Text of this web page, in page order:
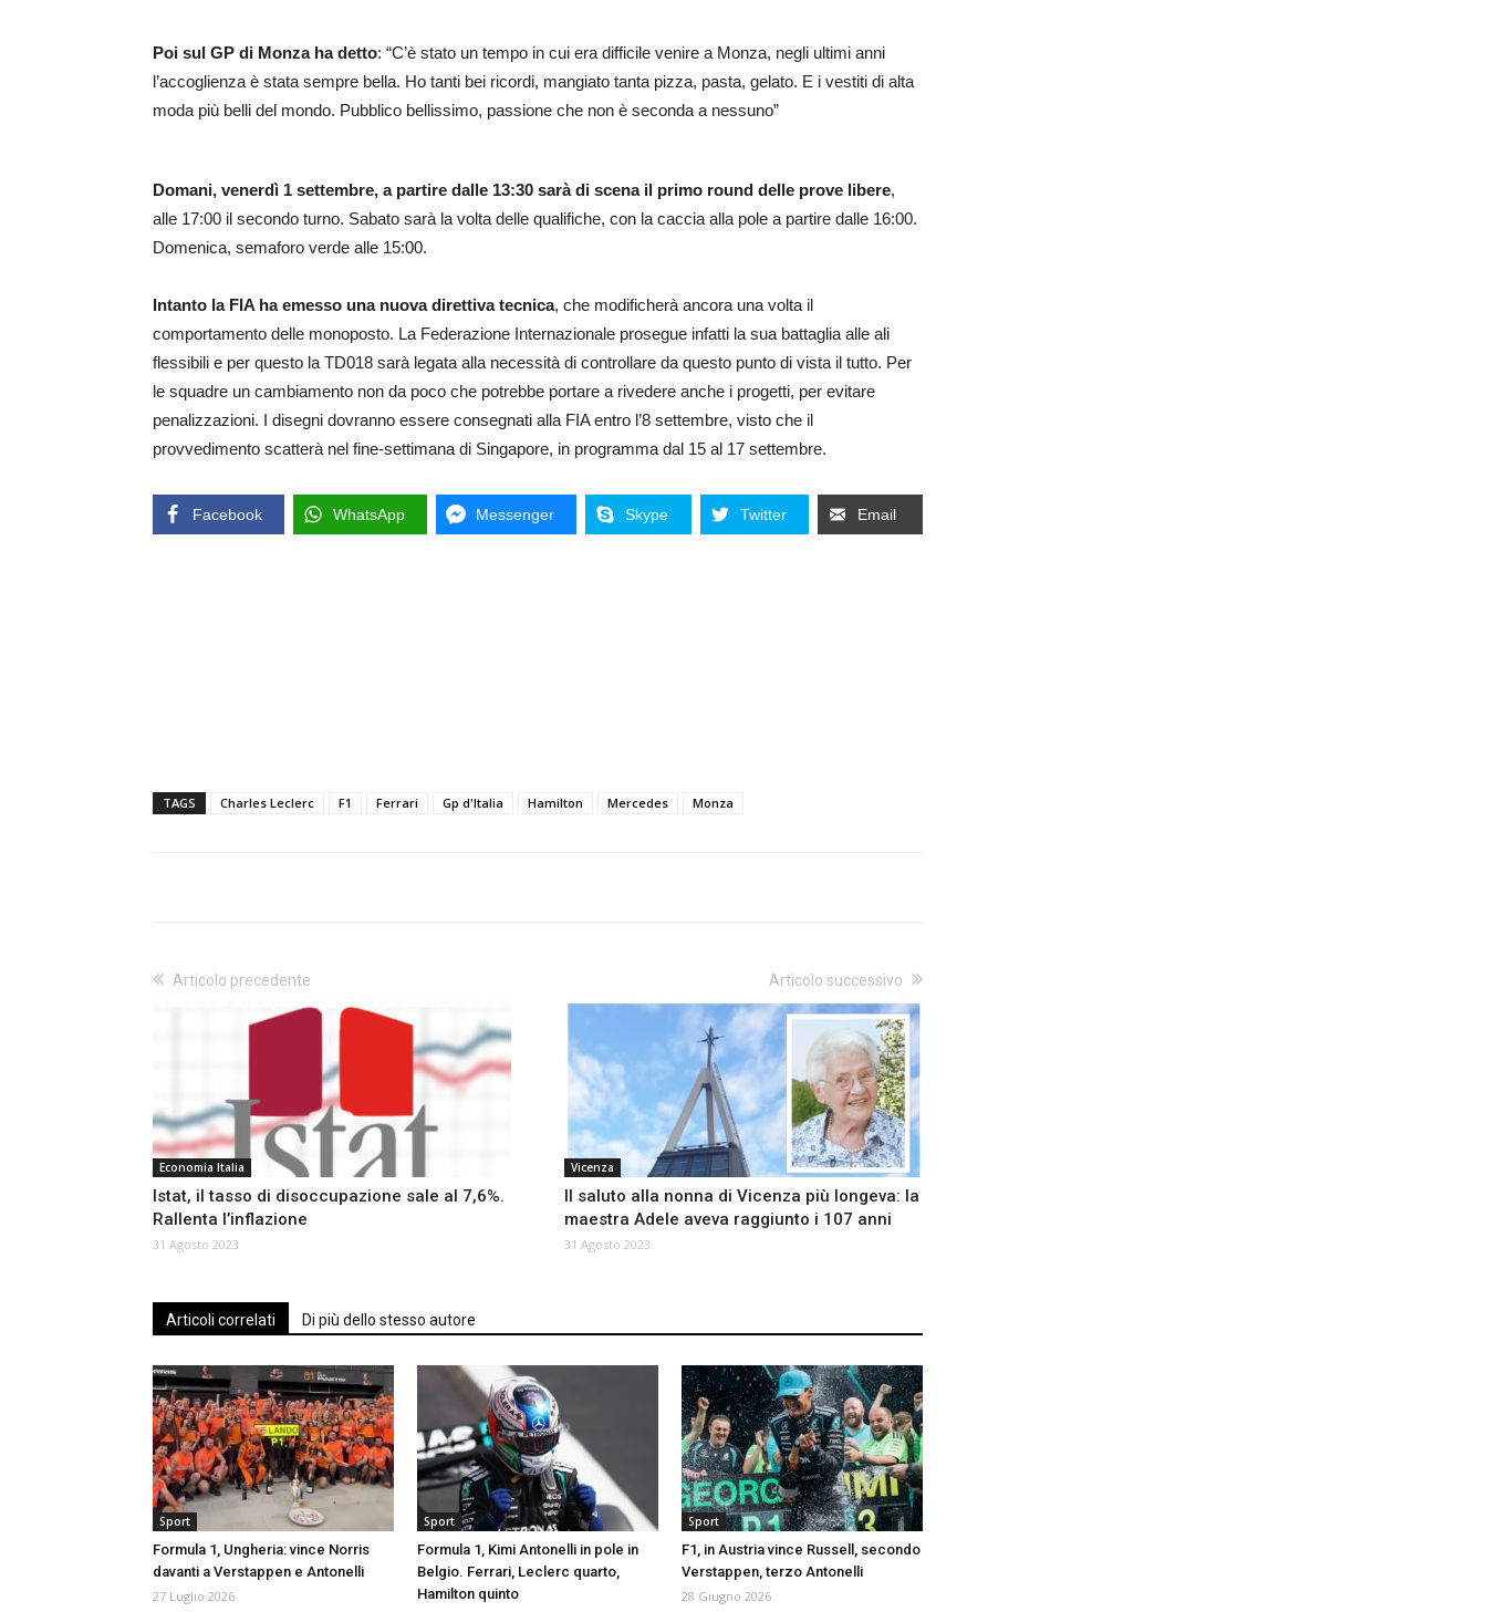
Poi sul GP di Monza ha detto: “C’è stato un tempo in cui era difficile venire a Monza, negli ultimi anni
l’accoglienza è stata sempre bella. Ho tanti bei ricordi, mangiato tanta pizza, pasta, gelato. E i vestiti di alta
moda più belli del mondo. Pubblico bellissimo, passione che non è seconda a nessuno”
Domani, venerdì 1 settembre, a partire dalle 13:30 sarà di scena il primo round delle prove libere,
alle 17:00 il secondo turno. Sabato sarà la volta delle qualifiche, con la caccia alla pole a partire dalle 16:00.
Domenica, semaforo verde alle 15:00.
Intanto la FIA ha emesso una nuova direttiva tecnica, che modificherà ancora una volta il
comportamento delle monoposto. La Federazione Internazionale prosegue infatti la sua battaglia alle ali
flessibili e per questo la TD018 sarà legata alla necessità di controllare da questo punto di vista il tutto. Per
le squadre un cambiamento non da poco che potrebbe portare a rivedere anche i progetti, per evitare
penalizzazioni. I disegni dovranno essere consegnati alla FIA entro l’8 settembre, visto che il
provvedimento scatterà nel fine-settimana di Singapore, in programma dal 15 al 17 settembre.
Facebook WhatsApp Messenger Skype Twitter Email
TAGS Charles Leclerc F1 Ferrari Gp d'Italia Hamilton Mercedes Monza
Articolo precedente
Economia Italia
Istat, il tasso di disoccupazione sale al 7,6%.
Rallenta l’inflazione
31 Agosto 2023
Articolo successivo
Vicenza
Il saluto alla nonna di Vicenza più longeva: la
maestra Adele aveva raggiunto i 107 anni
31 Agosto 2023
Articoli correlati Di più dello stesso autore
Sport
Formula 1, Ungheria: vince Norris
davanti a Verstappen e Antonelli
27 Luglio 2026
Sport
Formula 1, Kimi Antonelli in pole in
Belgio. Ferrari, Leclerc quarto,
Hamilton quinto
Sport
F1, in Austria vince Russell, secondo
Verstappen, terzo Antonelli
28 Giugno 2026